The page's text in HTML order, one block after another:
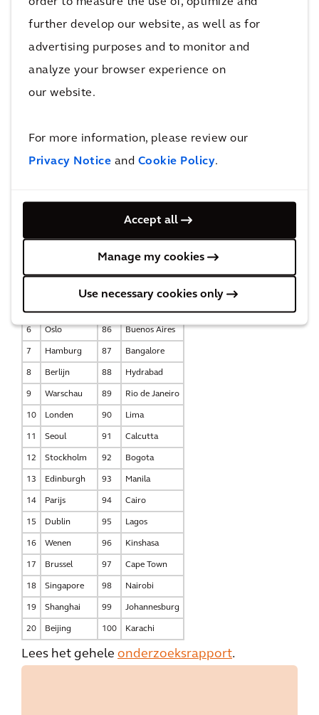
further develop our website, as well as for
advertising purposes and to monitor and
analyze your browser experience on
our website.
For more information, please review our
Privacy Notice and Cookie Policy.
Accept all
Manage my cookies
Use necessary cookies only
Stadsprojecten (zoals Hofplein, Hofbogenpark
en Getijdenpark Feyenoord). Het onlangs
terugbetalen.’
Top 20 Onderste 20
Santiago
Mumbai
6 Oslo 86 Buenos Aires
7 Hamburg 87 Bangalore
8 Berlijn 88 Hydrabad
9 Warschau 89 Rio de Janeiro
10 Londen 90 Lima
11 Seoul 91 Calcutta
12 Stockholm 92 Bogota
13 Edinburgh 93 Manila
14 Parijs 94 Cairo
15 Dublin 95 Lagos
16 Wenen 96 Kinshasa
17 Brussel 97 Cape Town
18 Singapore 98 Nairobi
19 Shanghai 99 Johannesburg
20 Beijing 100 Karachi
Lees het gehele onderzoeksrapport.